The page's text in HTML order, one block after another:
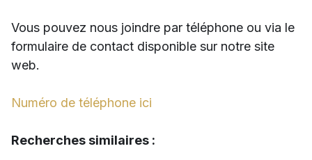
Vous pouvez nous joindre par téléphone ou via le
formulaire de contact disponible sur notre site
web.
Numéro de téléphone ici
Recherches similaires :